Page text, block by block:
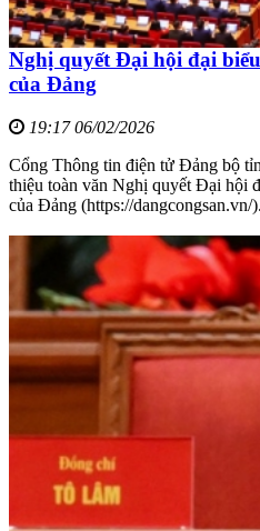
Nghị quyết Đại hội đại
của Đảng
19:17 06/02/2026
Cổng Thông tin điện tử Đảng bộ
thiệu toàn văn Nghị quyết Đại hội
của Đảng (https://dangcongsan.vn/).